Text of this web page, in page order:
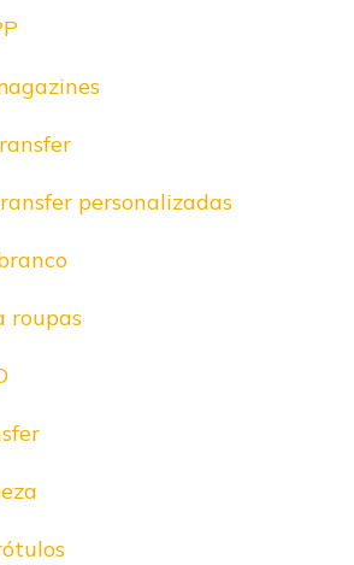
personalizadas
roupas